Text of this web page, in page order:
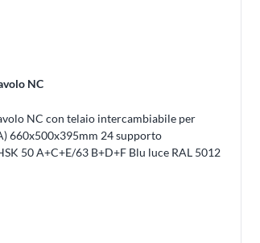
NC
NC con telaio intercambiabile per
660x500x395mm 24 supporto
50 A+C+E/63 B+D+F Blu luce RAL 5012